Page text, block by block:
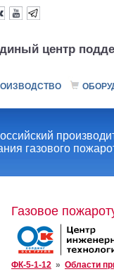
центр
газового
Газовое
ФК-5-1-12 » Области